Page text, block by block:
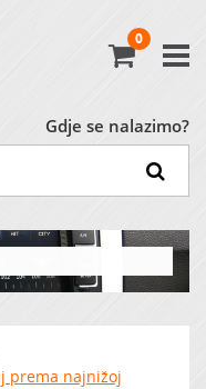
0
Gdje se nalazimo?
prema najnižoj